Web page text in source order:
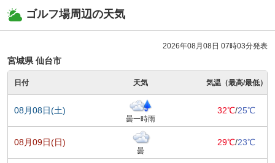
ゴルフ場周辺の天気
2026年08月08日 07時03分発表
宮城県 仙台市
日付 天気 気温（最高/最低）
08月08日(土)
曇一時雨
32℃/25℃
08月09日(日)
曇
29℃/23℃